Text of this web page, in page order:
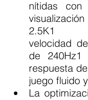
nítidas con
2.5K1
velocidad
de
respuesta
juego fluido
La